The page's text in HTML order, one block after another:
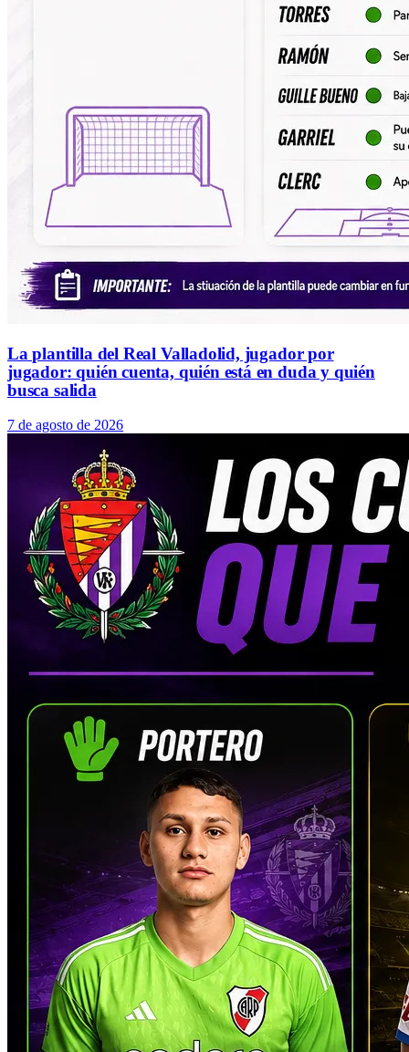
La plantilla del Real Valladolid, jugador por
jugador: quién cuenta, quién está en duda y quién
busca salida
7 de agosto de 2026